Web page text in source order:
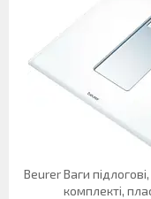
Beurer Ваги
комплекті,